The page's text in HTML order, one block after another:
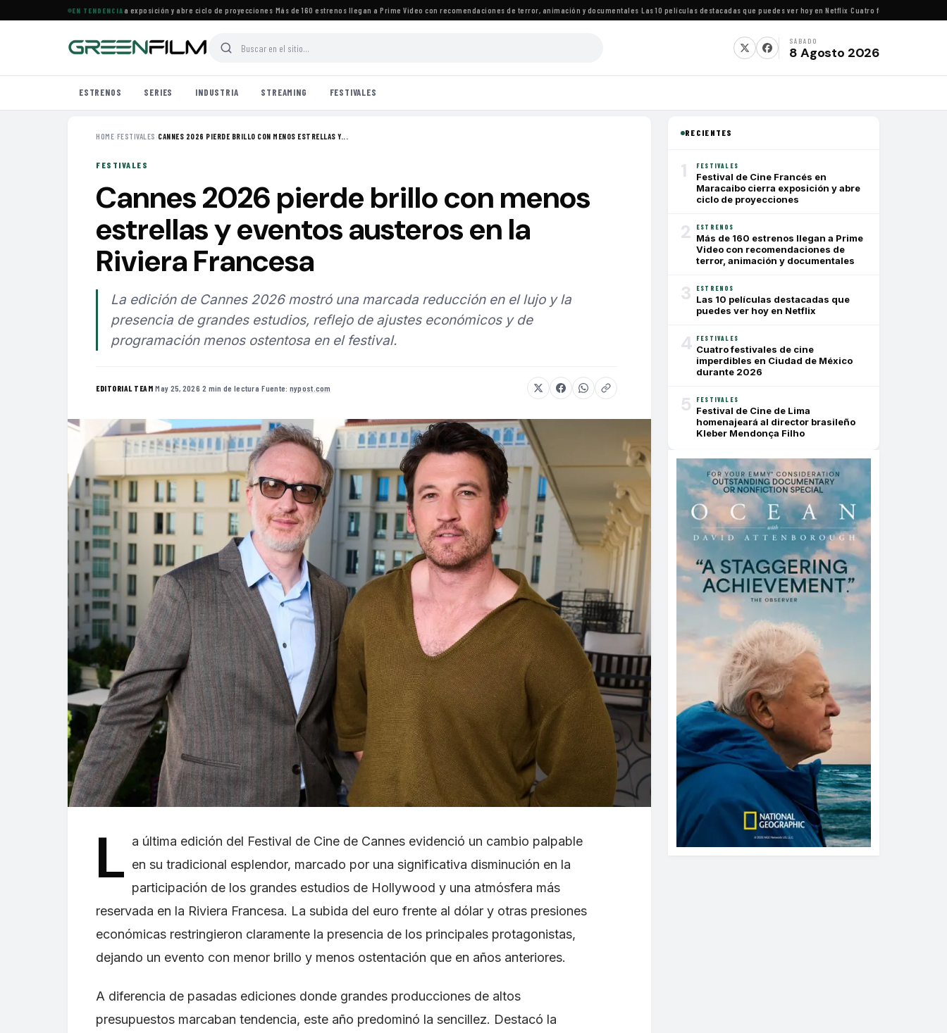
EN TENDENCIA
Francés en Maracaibo cierra exposición y abre ciclo de proyecciones·Más de 160 estrenos llegan a Prime Video con recomendaciones de terror, animación y documentales·Las 10 películas destacadas que puedes ver hoy en Netflix·Cuatro festivales de cine
SÁBADO
8 Agosto 2026
ESTRENOS SERIES INDUSTRIA STREAMING FESTIVALES
HOME›FESTIVALES ›CANNES 2026 PIERDE BRILLO CON MENOS ESTRELLAS Y...
FESTIVALES
Cannes 2026 pierde brillo con menos
estrellas y eventos austeros en la
Riviera Francesa
La edición de Cannes 2026 mostró una marcada reducción en el lujo y la
presencia de grandes estudios, reflejo de ajustes económicos y de
programación menos ostentosa en el festival.
EDITORIAL TEAM·May 25, 2026·2 min de lectura·Fuente: nypost.com
L a última edición del Festival de Cine de Cannes evidenció un cambio palpable
en su tradicional esplendor, marcado por una significativa disminución en la
participación de los grandes estudios de Hollywood y una atmósfera más
reservada en la Riviera Francesa. La subida del euro frente al dólar y otras presiones
económicas restringieron claramente la presencia de los principales protagonistas,
dejando un evento con menor brillo y menos ostentación que en años anteriores.
A diferencia de pasadas ediciones donde grandes producciones de altos
presupuestos marcaban tendencia, este año predominó la sencillez. Destacó la
RECIENTES
1 FESTIVALES
Festival de Cine Francés en
Maracaibo cierra exposición y abre
ciclo de proyecciones
2 ESTRENOS
Más de 160 estrenos llegan a Prime
Video con recomendaciones de
terror, animación y documentales
3 ESTRENOS
Las 10 películas destacadas que
puedes ver hoy en Netflix
4 FESTIVALES
Cuatro festivales de cine
imperdibles en Ciudad de México
durante 2026
5 FESTIVALES
Festival de Cine de Lima
homenajeará al director brasileño
Kleber Mendonça Filho